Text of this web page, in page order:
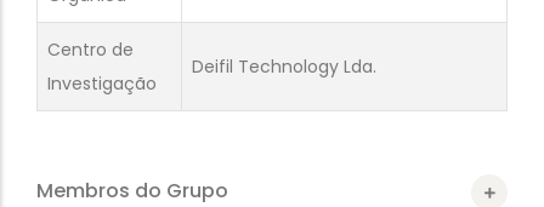
Centro de
Investigação
Deifil Technology Lda.
Membros do Grupo